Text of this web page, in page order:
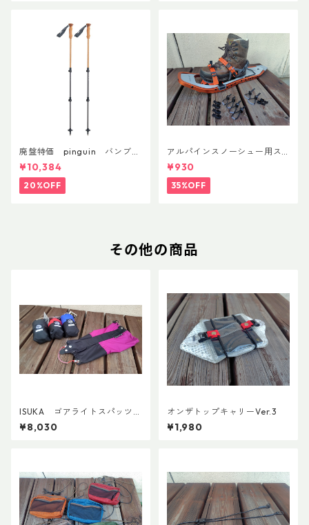
廃盤特価 pinguin バンブー
FLフォーム(ペア)
¥10,384
20%OFF
アルパインスノーシュー用ス
トラップキャッチ(ペア)
¥930
35%OFF
その他の商品
ISUKA ゴアライトスパッツカ
スタム STD
¥8,030
オンザトップキャリーVer.3
¥1,980